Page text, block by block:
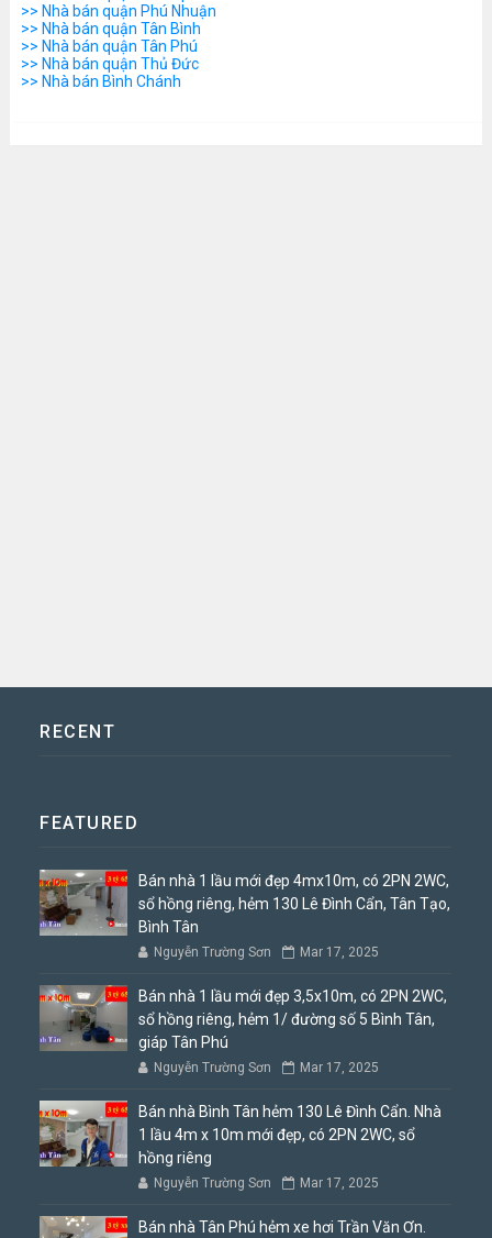
>> Nhà bán quận Phú Nhuận
>> Nhà bán quận Tân Bình
>> Nhà bán quận Tân Phú
>> Nhà bán quận Thủ Đức
>> Nhà bán Bình Chánh
RECENT
FEATURED
Bán nhà 1 lầu mới đẹp 4mx10m, có 2PN 2WC,
sổ hồng riêng, hẻm 130 Lê Đình Cẩn, Tân Tạo,
Bình Tân
Nguyễn Trường Sơn Mar 17, 2025
Bán nhà 1 lầu mới đẹp 3,5x10m, có 2PN 2WC,
sổ hồng riêng, hẻm 1/ đường số 5 Bình Tân,
giáp Tân Phú
Nguyễn Trường Sơn Mar 17, 2025
Bán nhà Bình Tân hẻm 130 Lê Đình Cẩn. Nhà
1 lầu 4m x 10m mới đẹp, có 2PN 2WC, sổ
hồng riêng
Nguyễn Trường Sơn Mar 17, 2025
Bán nhà Tân Phú hẻm xe hơi Trần Văn Ơn.